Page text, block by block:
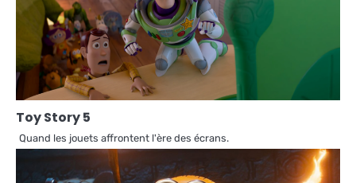
Toy Story 5
Quand les jouets affrontent l'ère des écrans.